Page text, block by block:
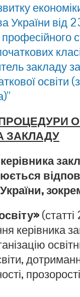
України
закладу
І
ЗАКЛАДУ
керівника
прозорості